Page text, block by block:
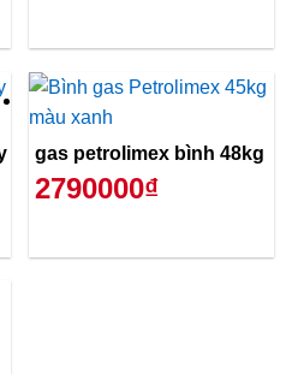
gas petrolimex bình 48kg
2790000₫